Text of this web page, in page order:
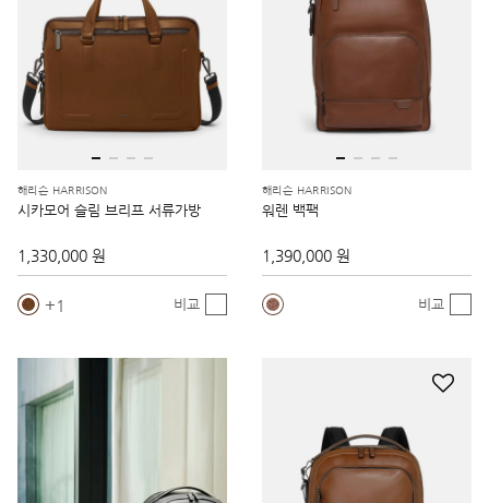
해리슨 HARRISON
시카모어 슬림 브리프 서류가방
1,330,000 원
1 비교
해리슨 HARRISON
워렌 백팩
1,390,000 원
비교